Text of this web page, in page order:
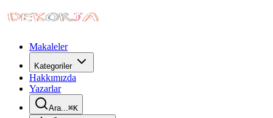
Makaleler
Kategoriler
Hakkımızda
Yazarlar
Ara...⌘K